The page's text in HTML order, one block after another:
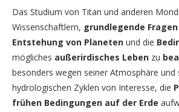
Das Studium von Titan und anderen
Wissenschaftlern, grundlegende Fragen
Entstehung von Planeten und die
mögliches außerirdisches Leben zu
besonders wegen seiner Atmosphäre und
hydrologischen Zyklen von Interesse, die
frühen Bedingungen auf der Erde